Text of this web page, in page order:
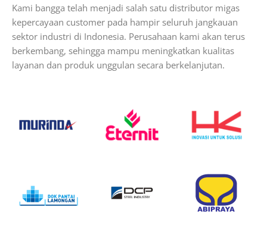
Kami bangga telah menjadi salah satu distributor migas
kepercayaan customer pada hampir seluruh jangkauan
sektor industri di Indonesia. Perusahaan kami akan terus
berkembang, sehingga mampu meningkatkan kualitas
layanan dan produk unggulan secara berkelanjutan.